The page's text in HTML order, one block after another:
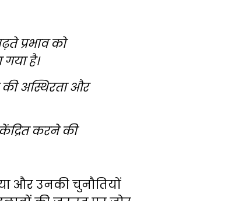
प्रभाव को
है।
अस्थिरता और
करने की
और उनकी चुनौतियों